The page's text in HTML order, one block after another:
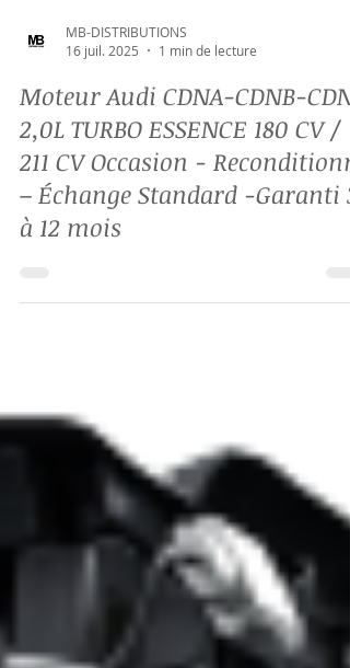
MB-DISTRIBUTIONS
16 juil. 2025
1 min de lecture
Moteur Audi CDNA-CDNB-
2,0L TURBO ESSENCE 180 CV /
211 CV Occasion -
à 12 mois